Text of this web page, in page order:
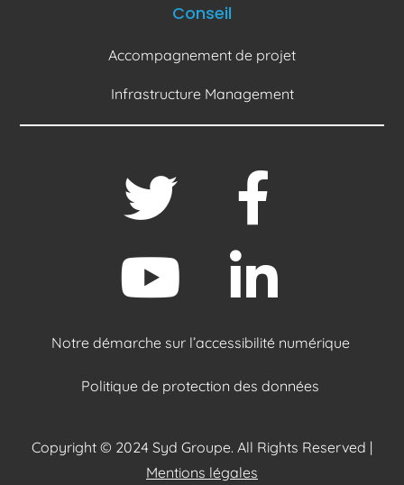
Conseil
Accompagnement de projet
Infrastructure Management
Notre démarche sur l’accessibilité numérique
Politique de protection des données
Copyright © 2024 Syd Groupe. All Rights Reserved |
Mentions légales